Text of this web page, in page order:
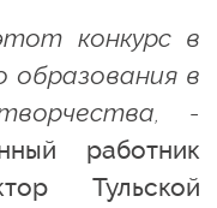
конкурс в
образования в
-
работник
Тульской